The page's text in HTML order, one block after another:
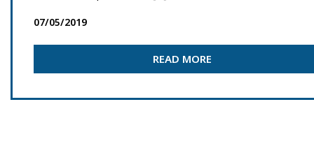
07/05/2019
READ MORE